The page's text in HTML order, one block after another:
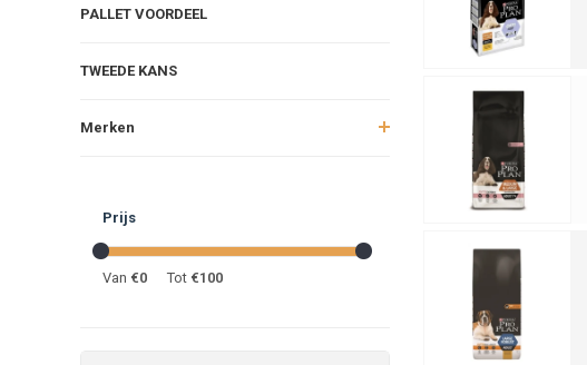
PALLET VOORDEEL
TWEEDE KANS
Merken
Prijs
Van €0 Tot €100